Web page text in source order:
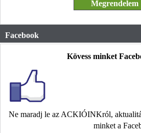
Facebook
Kövess minket
Ne maradj le az ACKIÓINKról,
minket a